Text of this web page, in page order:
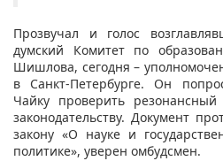
Прозвучал и голос
думский Комитет по
Шишлова, сегодня –
в Санкт-Петербурге. Он
Чайку проверить резонансный
законодательству. Документ
закону «О науке и
политике», уверен омбудсмен.